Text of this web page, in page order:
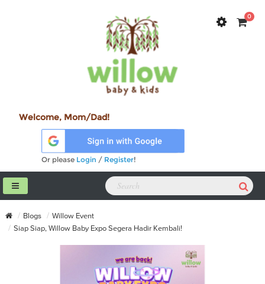
0
Welcome, Mom/Dad!
Or please Login / Register!
Blogs
Willow Event
Siap Siap, Willow Baby Expo Segera Hadir Kembali!